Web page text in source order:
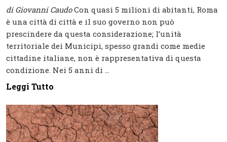
di Giovanni CaudoCon quasi 5 milioni di abitanti, Roma
è una città di città e il suo governo non può
prescindere da questa considerazione; l’unità
territoriale dei Municipi, spesso grandi come medie
cittadine italiane, non è rappresentativa di questa
condizione. Nei 5 anni di ...
Leggi Tutto